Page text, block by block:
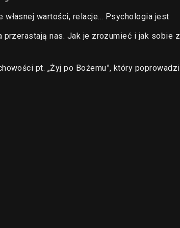
własnej wartości, relacje… Psychologia jest
nas. Jak je zrozumieć i jak sobie z
pt. „Żyj po Bożemu”, który poprowadzi